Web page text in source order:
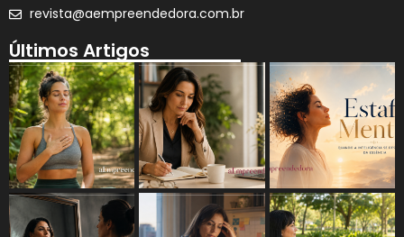
revista@aempreendedora.com.br
Últimos Artigos